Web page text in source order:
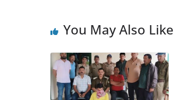
You May Also Like